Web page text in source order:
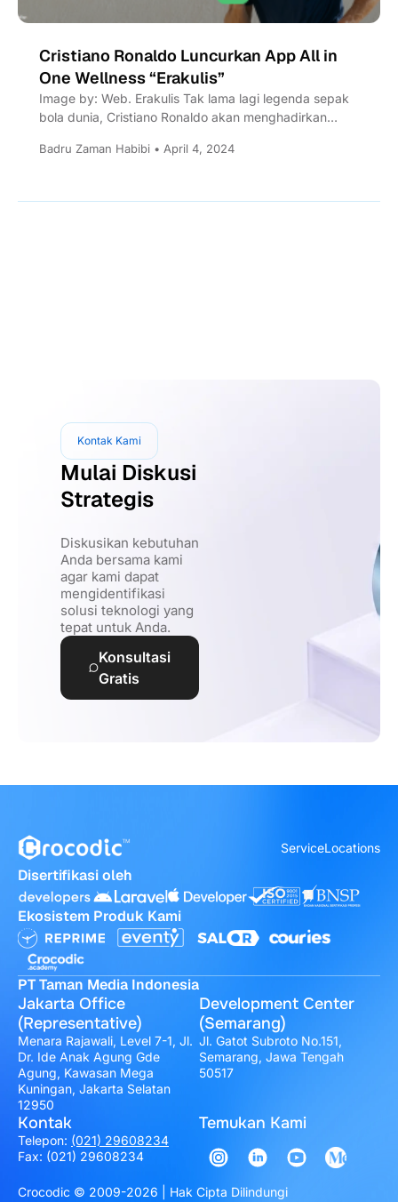
Cristiano Ronaldo Luncurkan App All in
One Wellness “Erakulis”
Image by: Web. Erakulis Tak lama lagi legenda sepak
bola dunia, Cristiano Ronaldo akan menghadirkan
Badru Zaman Habibi • April 4, 2024
Kontak Kami
Mulai Diskusi
Strategis
Diskusikan kebutuhan
Anda bersama kami
agar kami dapat
mengidentifikasi
solusi teknologi yang
tepat untuk Anda.
Konsultasi
Gratis
ServiceLocations
Disertifikasi oleh
Ekosistem Produk Kami
PT Taman Media Indonesia
Jakarta Office
(Representative)
Menara Rajawali, Level 7-1, Jl.
Dr. Ide Anak Agung Gde
Agung, Kawasan Mega
Kuningan, Jakarta Selatan
12950
Development Center
(Semarang)
Jl. Gatot Subroto No.151,
Semarang, Jawa Tengah
50517
Kontak
Telepon: (021) 29608234
Fax: (021) 29608234
Temukan Kami
Crocodic © 2009-2026 | Hak Cipta Dilindungi